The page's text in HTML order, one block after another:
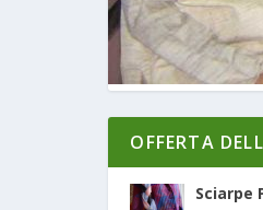
OFFERTA
Sciarpe